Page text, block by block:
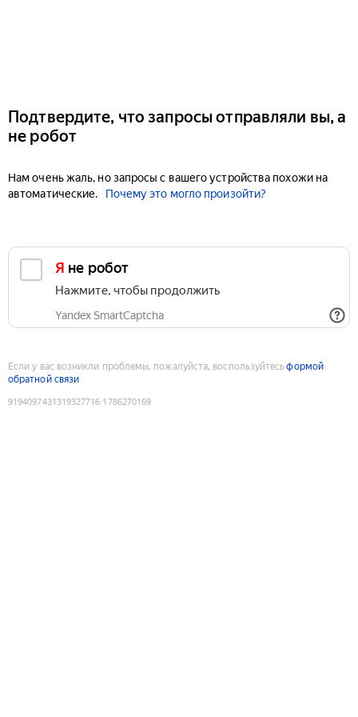
Подтвердите, что запросы отправляли вы, а
не робот
Нам очень жаль, но запросы с вашего устройства похожи на
автоматические.
Почему это могло произойти?
Я не робот
Нажмите, чтобы продолжить
Yandex SmartCaptcha
Если у вас возникли проблемы, пожалуйста, воспользуйтесьформой
обратной связи
9194097431319327716:1786270169